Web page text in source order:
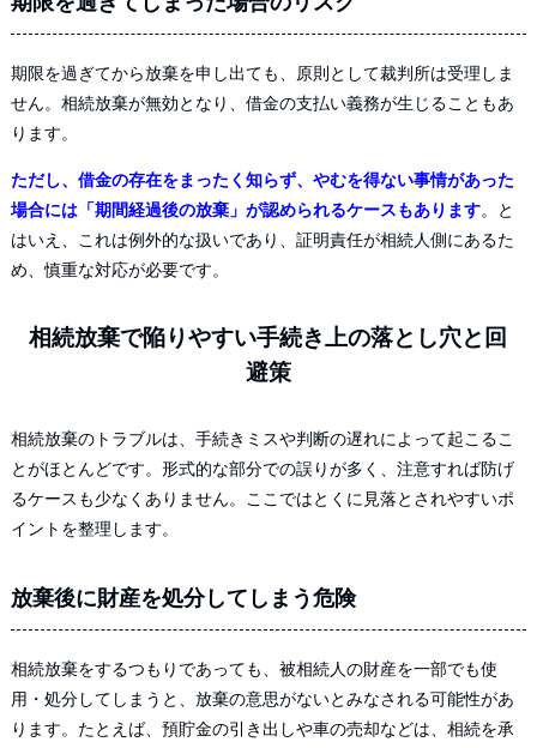
期限を過ぎてから放棄を申し出ても、原則として裁判所は受理しま
せん。相続放棄が無効となり、借金の支払い義務が生じることもあ
ります。
ただし、借金の存在をまったく知らず、やむを得ない事情があった
場合には「期間経過後の放棄」が認められるケースもあります。と
はいえ、これは例外的な扱いであり、証明責任が相続人側にあるた
め、慎重な対応が必要です。
相続放棄で陥りやすい手続き上の落とし穴と回
避策
相続放棄のトラブルは、手続きミスや判断の遅れによって起こるこ
とがほとんどです。形式的な部分での誤りが多く、注意すれば防げ
るケースも少なくありません。ここではとくに見落とされやすいポ
イントを整理します。
放棄後に財産を処分してしまう危険
相続放棄をするつもりであっても、被相続人の財産を一部でも使
用・処分してしまうと、放棄の意思がないとみなされる可能性があ
ります。たとえば、預貯金の引き出しや車の売却などは、相続を承